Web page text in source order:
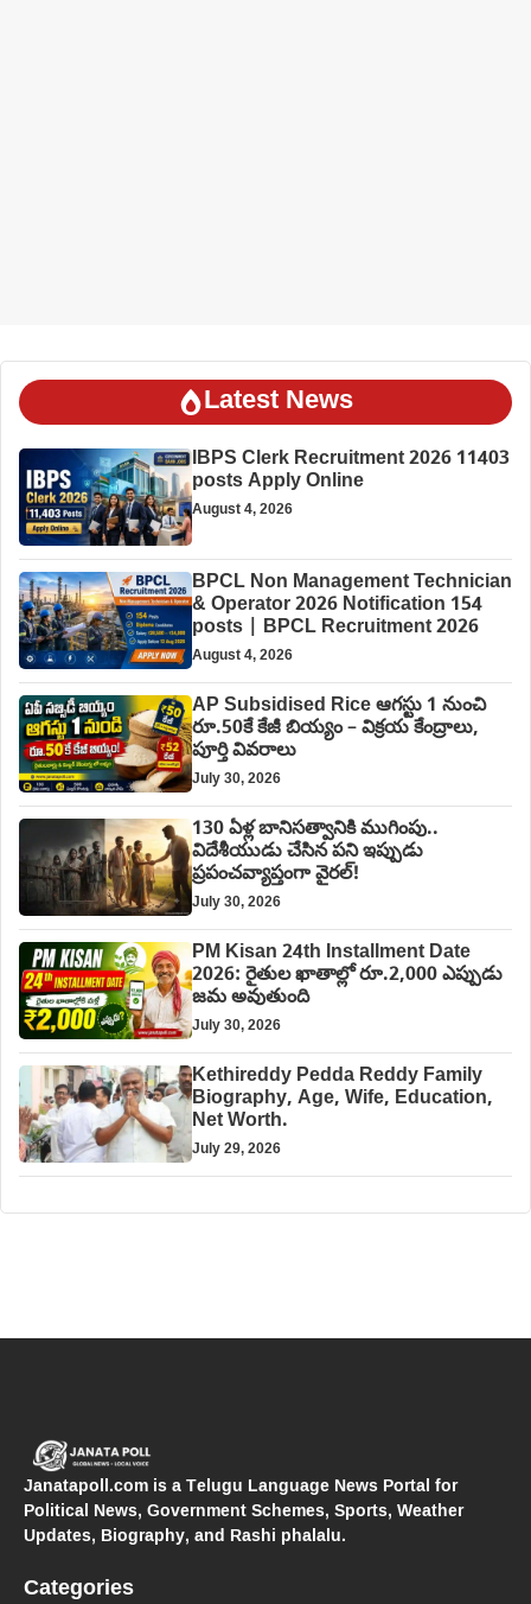
Latest News
IBPS Clerk Recruitment 2026 11403
posts Apply Online
August 4, 2026
BPCL Non Management Technician
& Operator 2026 Notification 154
posts | BPCL Recruitment 2026
August 4, 2026
AP Subsidised Rice ఆగస్టు 1 నుంచి
రూ.50కే కేజీ బియ్యం – విక్రయ కేంద్రాలు,
పూర్తి వివరాలు
July 30, 2026
130 ఏళ్ల బానిసత్వానికి ముగింపు..
విదేశీయుడు చేసిన పని ఇప్పుడు
ప్రపంచవ్యాప్తంగా వైరల్!
July 30, 2026
PM Kisan 24th Installment Date
2026: రైతుల ఖాతాల్లో రూ.2,000 ఎప్పుడు
జమ అవుతుంది
July 30, 2026
Kethireddy Pedda Reddy Family
Biography, Age, Wife, Education,
Net Worth.
July 29, 2026
Janatapoll.com is a Telugu Language News Portal for
Political News, Government Schemes, Sports, Weather
Updates, Biography, and Rashi phalalu.
Categories